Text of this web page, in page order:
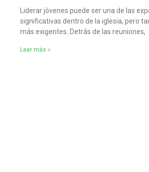
Liderar jóvenes puede ser una de las
significativas dentro de la iglesia, pero
más exigentes. Detrás de las reuniones,
Leer más »